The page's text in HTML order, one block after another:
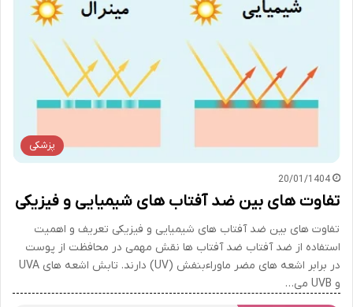
پزشکی
20/01/1404
تفاوت های بین ضد آفتاب های شیمیایی و فیزیکی
تفاوت های بین ضد آفتاب های شیمیایی و فیزیکی تعریف و اهمیت
استفاده از ضد آفتاب ضد آفتاب ها نقش مهمی در محافظت از پوست
در برابر اشعه های مضر ماوراءبنفش (UV) دارند. تابش اشعه های UVA
و UVB می…